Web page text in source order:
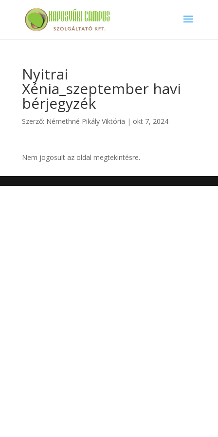
Nyitrai
Xénia_szeptember havi
bérjegyzék
Szerző: Némethné Pikály Viktória | okt 7, 2024
Nem jogosult az oldal megtekintésre.